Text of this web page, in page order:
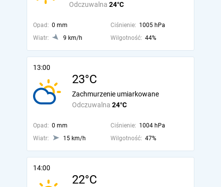
Odczuwalna 24°C
Opad: 0 mm Ciśnienie: 1005 hPa
Wiatr:
9 km/h Wilgotność: 44%
13:00
23°C
Odczuwalna 24°C
Zachmurzenie umiarkowane
Opad: 0 mm Ciśnienie: 1004 hPa
Wiatr:
15 km/h Wilgotność: 47%
14:00
22°C